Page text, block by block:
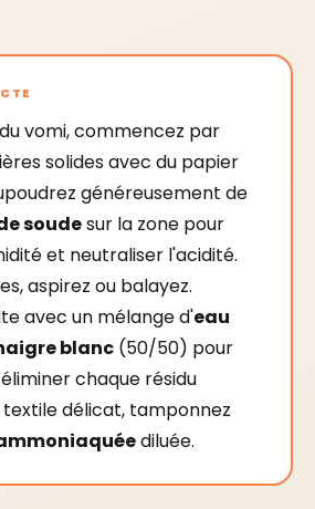
vomi, commencez par
solides avec du papier
généreusement de
soudesur la zone pour
et neutraliser l'acidité.
aspirez ou balayez.
avec un mélange d'eau
blanc (50/50) pour
chaque résidu
textile délicat, tamponnez
diluée.